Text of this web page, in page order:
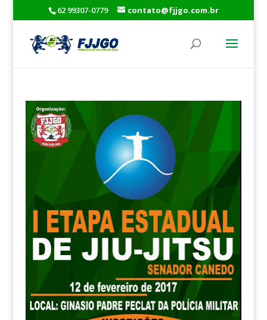
62 99307-0779 contato@fjjgo.com.br